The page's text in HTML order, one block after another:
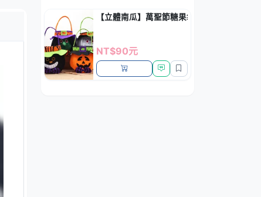
【立體南瓜】萬聖節糖果袋 - 手提圓形禮物袋
NT$90元